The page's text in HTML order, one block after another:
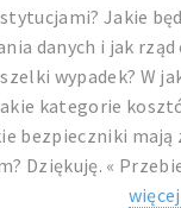
Jakie
danych i jak
wypadek? W
kategorie
bezpieczniki mają
Dziękuję. «